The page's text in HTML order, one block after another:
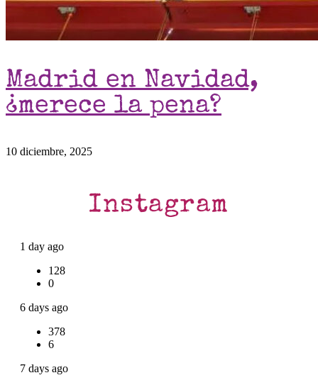
Madrid en Navidad,
¿merece la pena?
10 diciembre, 2025
Instagram
1 day ago
128
0
6 days ago
378
6
7 days ago